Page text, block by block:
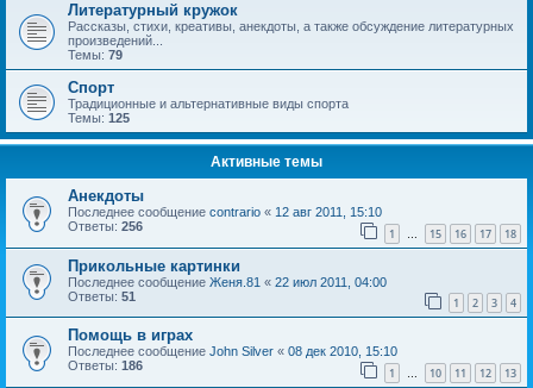
Литературный кружок
Рассказы, стихи, креативы, анекдоты, а также обсуждение литературных
произведений...
Темы: 79
Спорт
Традиционные и альтернативные виды спорта
Темы: 125
Активные темы
Анекдоты
Последнее сообщение contrario « 12 авг 2011, 15:10
Ответы: 256 1 … 15 16 17 18
Прикольные картинки
Последнее сообщение Женя.81 « 22 июл 2011, 04:00
Ответы: 51 1 2 3 4
Помощь в играх
Последнее сообщение John Silver « 08 дек 2010, 15:10
Ответы: 186 1 … 10 11 12 13